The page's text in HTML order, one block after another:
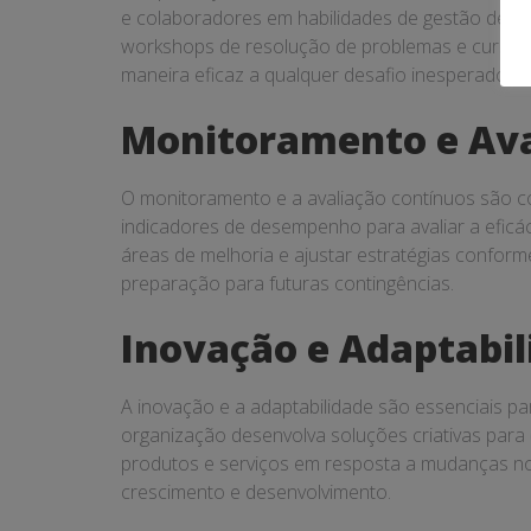
e colaboradores em habilidades de gestão de
workshops de resolução de problemas e
maneira eficaz a qualquer desafio inesperado.
Monitoramento e
O monitoramento e a avaliação contínuos são
indicadores de desempenho para avaliar a
áreas de melhoria e ajustar estratégias
preparação para futuras contingências.
Inovação e
A inovação e a adaptabilidade são essenciais
organização desenvolva soluções criativas
produtos e serviços em resposta a mudanças
crescimento e desenvolvimento.